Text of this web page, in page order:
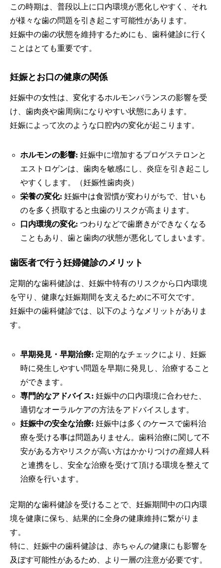
この時期は、普段以上に口内環境が悪化しやすく、それ
が様々な歯の問題を引き起こす可能性があります。
妊娠中の歯の状態を維持するためにも、歯科健診に行く
ことはとても重要です。
妊娠とお口の健康の関係
妊娠中の女性は、変化するホルモンバランスの影響を受
け、歯肉炎や歯周病になりやすい状態にあります。
妊娠によって次のような口腔内の変化が起こります。
ホルモンの影響: 妊娠中に増加するプロゲステロンと
エストロゲンは、歯肉を敏感にし、炎症を引き起こし
やすくします。（妊娠性歯肉炎）
栄養の変化: 妊娠中は食習慣が変わりがちで、甘いも
のを多く摂取すると虫歯のリスクが高まります。
口内環境の変化: つわりなどで歯磨きができなくなる
こともあり、歯と歯肉の状態が悪化してしまいます。
歯医者で行う妊婦健診のメリット
定期的な歯科健診は、妊娠中特有のリスクから口内環境
を守り、健康な妊娠期間を支えるために不可欠です。
妊娠中の歯科健診では、以下のようなメリットがありま
す。
早期発見・早期治療: 定期的なチェックにより、妊娠
時に発生しやすい問題を早期に発見し、治療すること
ができます。
専門的なアドバイス: 妊娠中の口内環境に合わせた、
適切なオーラルケアの方法をアドバイスします。
妊娠中の安全な治療: 妊娠中は多くのケースで歯科治
療を受ける事は問題ありません。歯科治療に関して不
安がある方やリスクが高い方はかかりつけの産婦人科
と連携をし、安全な治療を受けて頂ける環境を整えて
治療を行います。
定期的な歯科健診を受けることで、妊娠期間中の口内環
境を健康に保ち、結果的に全身の健康維持に繋がりま
す。
特に、妊娠中の歯科健診は、赤ちゃんの健康にも影響を
及ぼす可能性があるため、より一層の注意が必要です。